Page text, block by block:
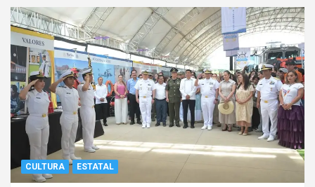
CULTURA ESTATAL